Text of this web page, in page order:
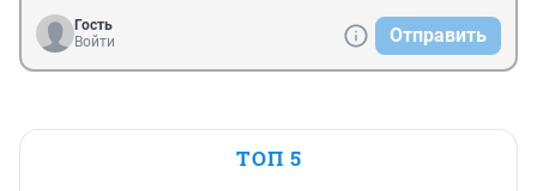
Гость
Войти
Отправить
ТОП 5